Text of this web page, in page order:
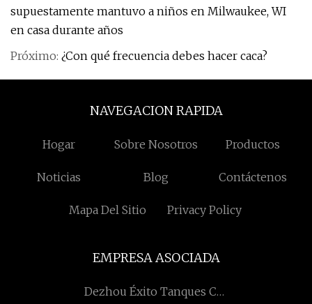
supuestamente mantuvo a niños en Milwaukee, WI
en casa durante años
Próximo: ¿Con qué frecuencia debes hacer caca?
NAVEGACION RAPIDA
Hogar Sobre Nosotros Productos
Noticias Blog Contáctenos
Mapa Del Sitio Privacy Policy
EMPRESA ASOCIADA
Dezhou Éxito Tanques Co.,